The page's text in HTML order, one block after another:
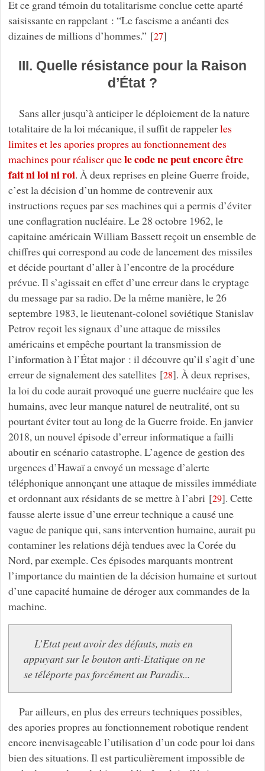
Et ce grand témoin du totalitarisme conclue cette aparté
saisissante en rappelant : “Le fascisme a anéanti des
dizaines de millions d’hommes.” [27]
III. Quelle résistance pour la Raison
d’État ?
Sans aller jusqu’à anticiper le déploiement de la nature
totalitaire de la loi mécanique, il suffit de rappelerles
limites et les apories propres au fonctionnement des
machines pour réaliser quele code ne peut encore être
fait ni loi ni roi. À deux reprises en pleine Guerre froide,
c’est la décision d’un homme de contrevenir aux
instructions reçues par ses machines qui a permis d’éviter
une conflagration nucléaire. Le 28 octobre 1962, le
capitaine américain William Bassett reçoit un ensemble de
chiffres qui correspond au code de lancement des missiles
et décide pourtant d’aller à l’encontre de la procédure
prévue. Il s’agissait en effet d’une erreur dans le cryptage
du message par sa radio. De la même manière, le 26
septembre 1983, le lieutenant-colonel soviétique Stanislav
Petrov reçoit les signaux d’une attaque de missiles
américains et empêche pourtant la transmission de
l’information à l’État major : il découvre qu’il s’agit d’une
erreur de signalement des satellites [28]. À deux reprises,
la loi du code aurait provoqué une guerre nucléaire que les
humains, avec leur manque naturel de neutralité, ont su
pourtant éviter tout au long de la Guerre froide. En janvier
2018, un nouvel épisode d’erreur informatique a failli
aboutir en scénario catastrophe. L’agence de gestion des
urgences d’Hawaï a envoyé un message d’alerte
téléphonique annonçant une attaque de missiles immédiate
et ordonnant aux résidants de se mettre à l’abri[29]. Cette
fausse alerte issue d’une erreur technique a causé une
vague de panique qui, sans intervention humaine, aurait pu
contaminer les relations déjà tendues avec la Corée du
Nord, par exemple. Ces épisodes marquants montrent
l’importance du maintien de la décision humaine et surtout
d’une capacité humaine de déroger aux commandes de la
machine.
L’Etat peut avoir des défauts, mais en
appuyant sur le bouton anti-Etatique on ne
se téléporte pas forcément au Paradis...
Par ailleurs, en plus des erreurs techniques possibles,
des apories propres au fonctionnement robotique rendent
encore inenvisageable l’utilisation d’un code pour loi dans
bien des situations. Il est particulièrement impossible de